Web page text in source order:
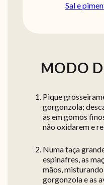
Sal e
MODO
Pique
gorgonzola;
as em gomos
não oxidarem e
Numa taça
espinafres, as
mãos,
gorgonzola e as